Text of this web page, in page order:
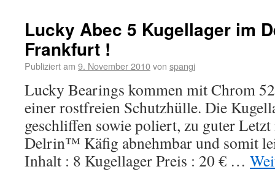
Lucky Abec 5 Kugellager im
Frankfurt !
Publiziert am 9. November 2010von spangi
Lucky Bearings kommen mit Chrom
einer rostfreien Schutzhülle. Die
geschliffen sowie poliert, zu guter
Delrin™ Käfig abnehmbar und somit
Inhalt : 8 Kugellager Preis : 20 € …